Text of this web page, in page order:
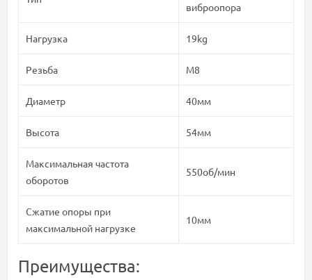
виброопора
Нагрузка 19kg
Резьба М8
Диаметр 40мм
Высота 54мм
Максимальная частота
оборотов
550об/мин
Сжатие опоры при
максимальной нагрузке
10мм
Преимущества: